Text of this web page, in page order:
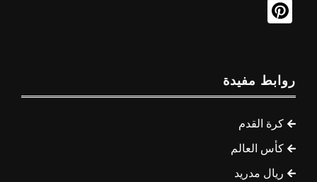
روابط مفيدة
كرة القدم
كأس العالم
ريال مدريد